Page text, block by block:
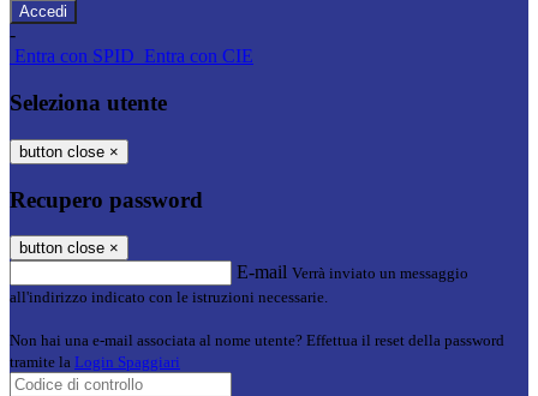
-
Entra con SPID Entra con CIE
Seleziona utente
button close ×
Recupero password
button close ×
E-mail Verrà inviato un messaggio
all'indirizzo indicato con le istruzioni necessarie.
Non hai una e-mail associata al nome utente? Effettua il reset della password
tramite la Login Spaggiari